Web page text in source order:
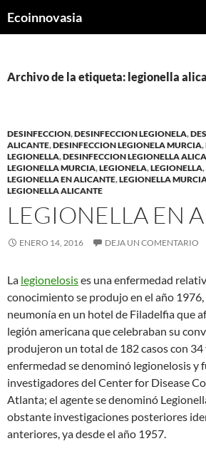
Ecoinnovasia
Archivo de la etiqueta: legionella
DESINFECCION,DESINFECCION LEGIONELA,
ALICANTE,DESINFECCION LEGIONELA MURCIA,
LEGIONELLA,DESINFECCION LEGIONELLA
LEGIONELLA MURCIA,LEGIONELA,LEGIONELLA,
LEGIONELLA EN ALICANTE,LEGIONELLA
LEGIONELLA ALICANTE
LEGIONELLA EN
ENERO 14, 2016 DEJA UN COMENTARIO
La legionelosises una enfermedad
conocimiento se produjo en el año
neumonía en un hotel de Filadelfia que
legión americana que celebraban su
produjeron un total de 182 casos con 34
enfermedad se denominó legionelosis y
investigadores del Center for Disease
Atlanta; el agente se denominó
obstante investigaciones posteriores
anteriores, ya desde el año 1957.